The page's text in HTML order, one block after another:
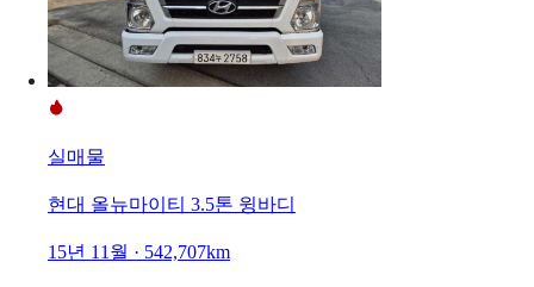
실매물
현대 올뉴마이티 3.5톤 윙바디
15년 11월 · 542,707km